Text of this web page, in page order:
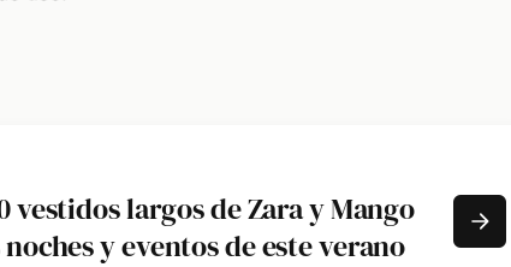
vestidos largos de Zara y Mango
y eventos de este verano